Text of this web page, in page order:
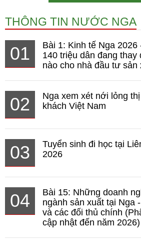
THÔNG TIN NƯỚC NGA
01
Bài 1: Kinh tế Nga
140 triệu dân đang
nào cho nhà đầu tư sản
02
Nga xem xét nới lỏng
khách Việt Nam
03
Tuyển sinh đi học tại
2026
04
Bài 15: Những doanh
ngành sản xuất tại Nga
và các đối thủ chính
cập nhật đến năm 2026)